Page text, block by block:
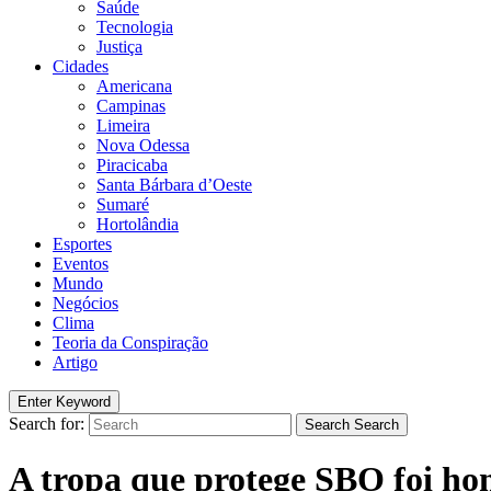
Saúde
Tecnologia
Justiça
Cidades
Americana
Campinas
Limeira
Nova Odessa
Piracicaba
Santa Bárbara d’Oeste
Sumaré
Hortolândia
Esportes
Eventos
Mundo
Negócios
Clima
Teoria da Conspiração
Artigo
Enter Keyword
Search for: Search Search
A tropa que protege SBO foi